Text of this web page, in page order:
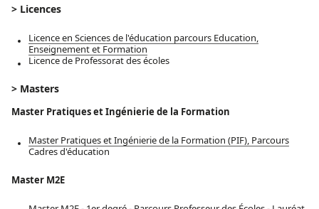
> Licences
Licence en Sciences de l'éducation parcours Education,
Enseignement et Formation
Licence de Professorat des écoles
> Masters
Master Pratiques et Ingénierie de la Formation
Master Pratiques et Ingénierie de la Formation (PIF), Parcours
Cadres d'éducation
Master M2E